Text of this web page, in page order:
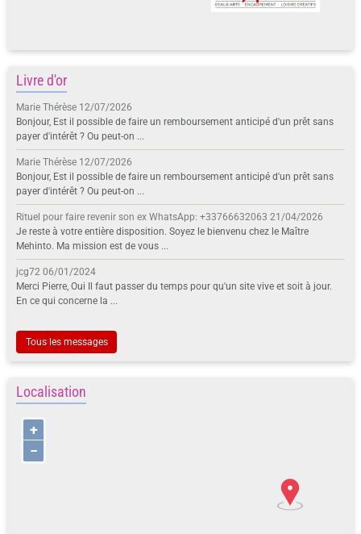
Livre d'or
Marie Thérèse 12/07/2026
Bonjour, Est il possible de faire un remboursement anticipé d'un prêt sans
payer d'intérêt ? Ou peut-on ...
Marie Thérèse 12/07/2026
Bonjour, Est il possible de faire un remboursement anticipé d'un prêt sans
payer d'intérêt ? Ou peut-on ...
Rituel pour faire revenir son ex WhatsApp: +33766632063 21/04/2026
Je reste à votre entière disposition. Soyez le bienvenu chez le Maître
Mehinto. Ma mission est de vous ...
jcg72 06/01/2024
Merci Pierre, Oui Il faut passer du temps pour qu'un site vive et soit à jour.
En ce qui concerne la ...
Tous les messages
Localisation
+
−